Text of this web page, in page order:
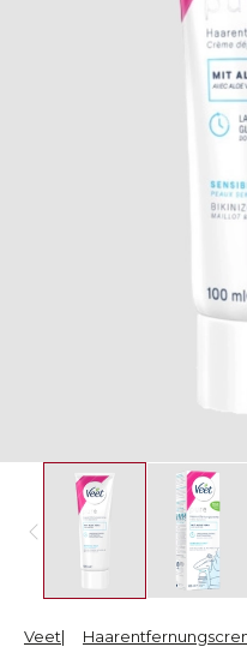
Veet